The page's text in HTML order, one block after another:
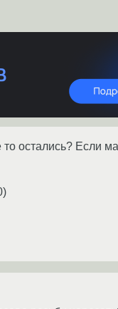
то остались? Если
)